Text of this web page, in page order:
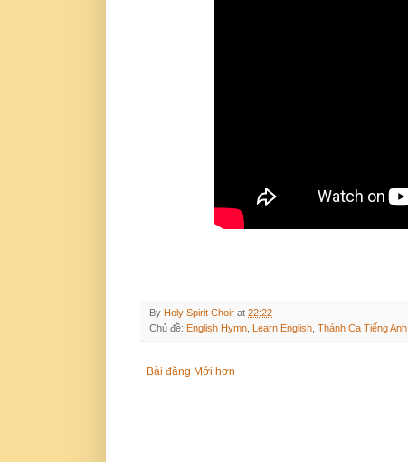
By Holy Spirit Choir at 22:22
Chủ đề: English Hymn Learn English Thánh Ca Tiếng Anh
Bài đăng Mới hơn